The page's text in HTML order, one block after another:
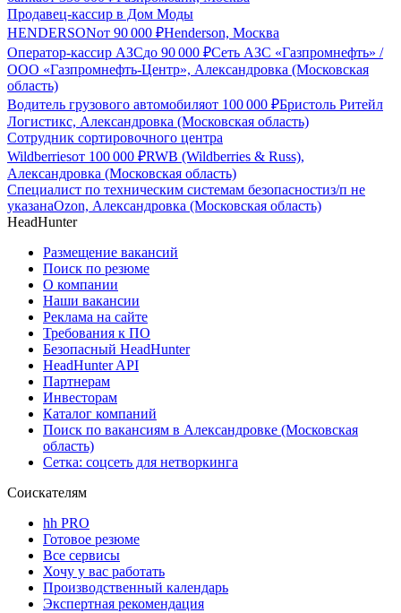
Продавец-кассир в Дом Моды
HENDERSONот 90 000 ₽Henderson, Москва
Оператор-кассир АЗСдо 90 000 ₽Сеть АЗС «Газпромнефть» /
ООО «Газпромнефть-Центр», Александровка (Московская
область)
Водитель грузового автомобиляот 100 000 ₽Бристоль Ритейл
Логистикс, Александровка (Московская область)
Сотрудник сортировочного центра
Wildberriesот 100 000 ₽RWB (Wildberries & Russ),
Александровка (Московская область)
Специалист по техническим системам безопасностиз/п не
указанаOzon, Александровка (Московская область)
HeadHunter
Размещение вакансий
Поиск по резюме
О компании
Наши вакансии
Реклама на сайте
Требования к ПО
Безопасный HeadHunter
HeadHunter API
Партнерам
Инвесторам
Каталог компаний
Поиск по вакансиям в Александровке (Московская
область)
Сетка: соцсеть для нетворкинга
Соискателям
hh PRO
Готовое резюме
Все сервисы
Хочу у вас работать
Производственный календарь
Экспертная рекомендация